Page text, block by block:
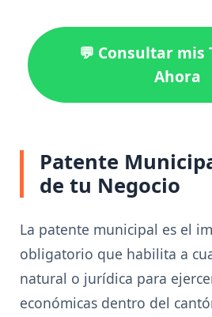
💬 Consultar mis
Ahora
Patente
de tu Negocio
La patente municipal es el
obligatorio que habilita a
natural o jurídica para
económicas dentro del